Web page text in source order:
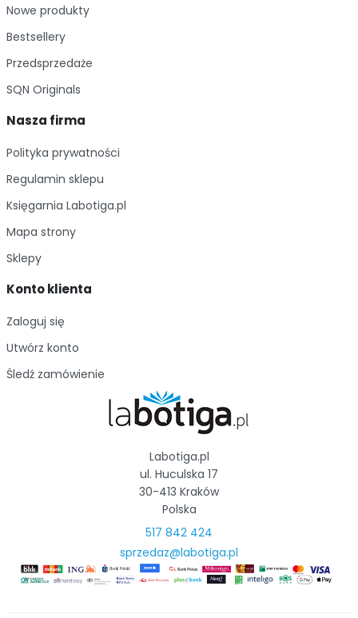
Nowe produkty
Bestsellery
Przedsprzedaże
SQN Originals
Nasza firma
Polityka prywatności
Regulamin sklepu
Księgarnia Labotiga.pl
Mapa strony
Sklepy
Konto klienta
Zaloguj się
Utwórz konto
Śledź zamówienie
Labotiga.pl
ul. Huculska 17
30-413 Kraków
Polska
517 842 424
sprzedaz@labotiga.pl